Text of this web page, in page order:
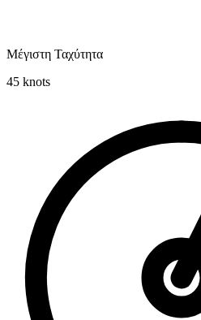
Μέγιστη Ταχύτητα
45 knots